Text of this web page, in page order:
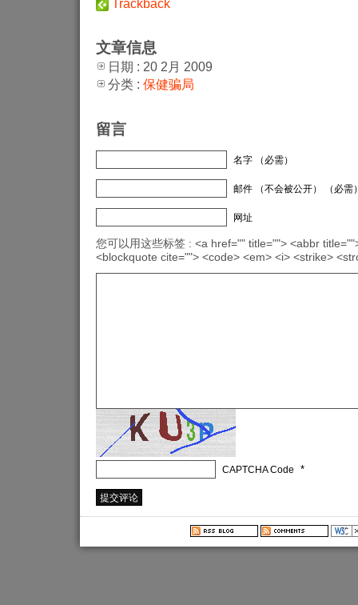
Trackback
文章信息
日期 : 20 2月 2009
分类 : 保健骗局
留言
名字 （必需）
邮件 （不会被公开） （必需
网址
您可以用这些标签 : <a href="" title=""> <abbr
<blockquote cite=""> <code> <em> <i> <strike>
CAPTCHA Code *